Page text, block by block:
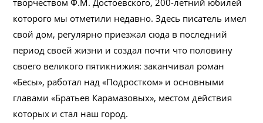
которого мы отметили недавно. Здесь писатель имел
свой дом, регулярно приезжал сюда в последний
период своей жизни и создал почти что половину
своего великого пятикнижия: заканчивал роман
«Бесы», работал над «Подростком» и основными
главами «Братьев Карамазовых», местом действия
которых и стал наш город.